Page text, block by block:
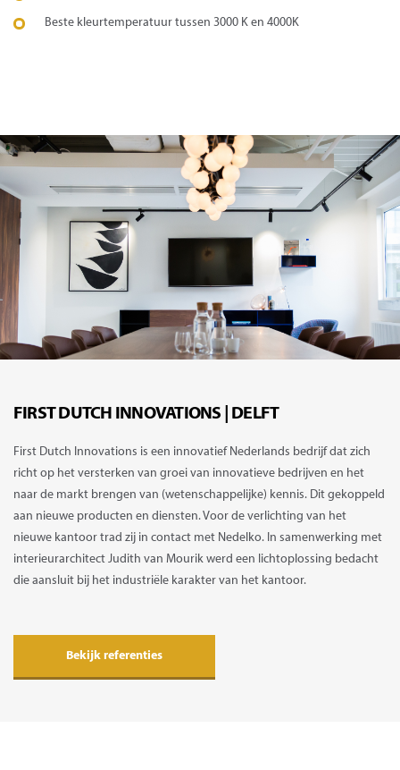
Beste kleurtemperatuur tussen 3000 K en 4000K
FIRST DUTCH INNOVATIONS | DELFT
First Dutch Innovations is een innovatief Nederlands bedrijf dat zich
richt op het versterken van groei van innovatieve bedrijven en het
naar de markt brengen van (wetenschappelijke) kennis. Dit gekoppeld
aan nieuwe producten en diensten. Voor de verlichting van het
nieuwe kantoor trad zij in contact met Nedelko. In samenwerking met
interieurarchitect Judith van Mourik werd een lichtoplossing bedacht
die aansluit bij het industriële karakter van het kantoor.
Bekijk referenties